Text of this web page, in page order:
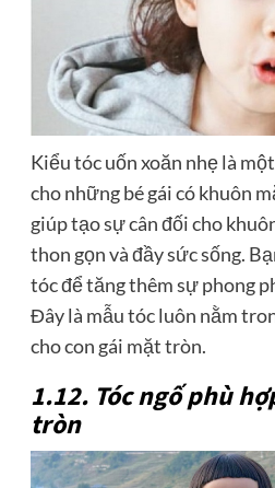
Kiểu tóc uốn xoăn nhẹ là
cho những bé gái có khuôn
giúp tạo sự cân đối cho
thon gọn và đầy sức sống.
tóc để tăng thêm sự phong
Đây là mẫu tóc luôn nằm
cho con gái mặt tròn.
1.12. Tóc ngố phù
tròn